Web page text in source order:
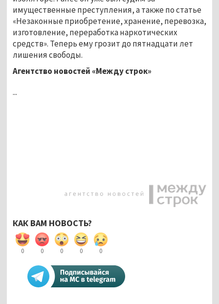
имущественные преступления, а также по статье
«Незаконные приобретение, хранение, перевозка,
изготовление, переработка наркотических
средств». Теперь ему грозит до пятнадцати лет
лишения свободы.
Агентство новостей «Между строк»
...
КАК ВАМ НОВОСТЬ?
0 0 0 0 0